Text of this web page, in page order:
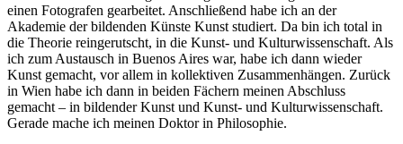
einen Fotografen gearbeitet. Anschließend habe ich an der
Akademie der bildenden Künste Kunst studiert. Da bin ich total in
die Theorie reingerutscht, in die Kunst- und Kulturwissenschaft. Als
ich zum Austausch in Buenos Aires war, habe ich dann wieder
Kunst gemacht, vor allem in kollektiven Zusammenhängen. Zurück
in Wien habe ich dann in beiden Fächern meinen Abschluss
gemacht – in bildender Kunst und Kunst- und Kulturwissenschaft.
Gerade mache ich meinen Doktor in Philosophie.